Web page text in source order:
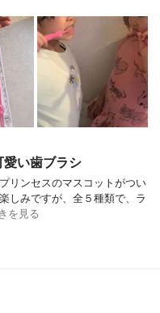
い歯ブラシ
リンセスのマスコットがつい
しみですが、全５種類で、ラ
を見る